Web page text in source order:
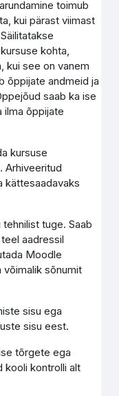
toimub
kui pärast viimast
kohta,
kui see on vanem
õppijate andmeid ja
saab ka ise
ilma õppijate
kursuse
Arhiveeritud
kättesaadavaks
tuge. Saab
aadressil
Moodle
võimalik sõnumit
sisu ega
sisu eest.
tõrgete ega
kooli kontrolli alt